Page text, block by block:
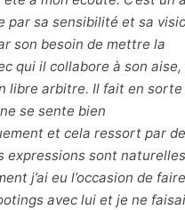
sera fait
le photographe, sans
le nombre. Pour
de 1h30, une dizaine de
retenues.
s’engage à remettre sous
voie numérique, les
de la séance. La haute
par sa sensibilité et sa
son besoin de mettre la
qui il collabore à son aise,
libre arbitre. Il fait en sorte
se sente bien
et cela ressort par
expressions sont
j’ai eu l’occasion de faire
avec lui et je ne